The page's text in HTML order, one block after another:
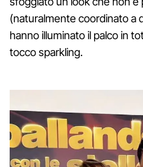
(naturalmente coordinato a
hanno illuminato il palco in
tocco sparkling.